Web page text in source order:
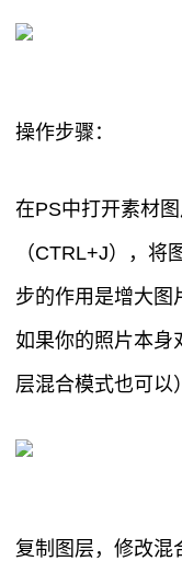
操作步骤：
在PS中打开素材
（CTRL+J），将
步的作用是增大图
如果你的照片本身
层混合模式也可以
复制图层，修改混